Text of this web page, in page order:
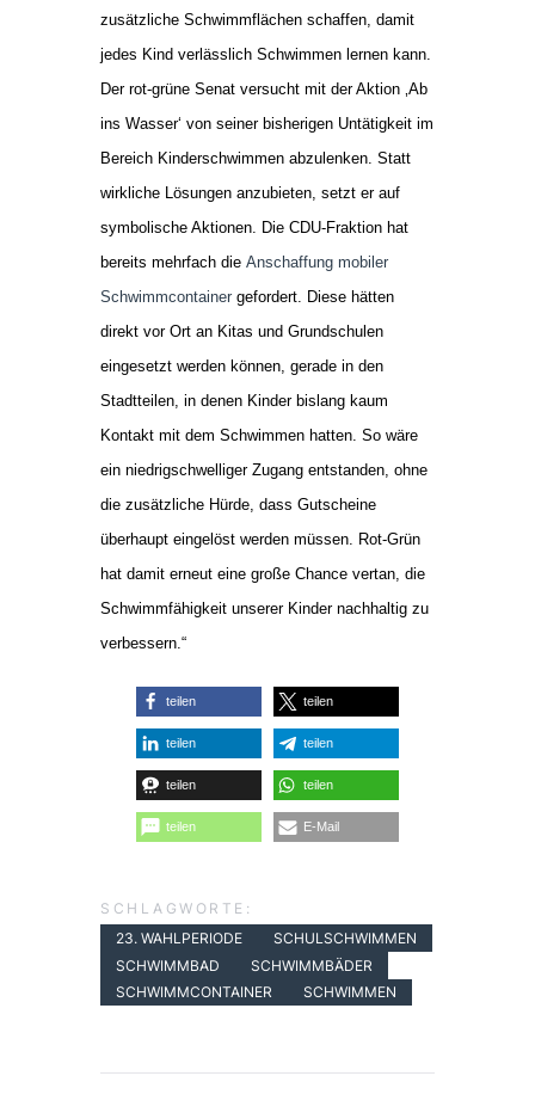
zusätzliche Schwimmflächen schaffen, damit
jedes Kind verlässlich Schwimmen lernen kann.
Der rot-grüne Senat versucht mit der Aktion ‚Ab
ins Wasser‘ von seiner bisherigen Untätigkeit im
Bereich Kinderschwimmen abzulenken. Statt
wirkliche Lösungen anzubieten, setzt er auf
symbolische Aktionen. Die CDU-Fraktion hat
bereits mehrfach die Anschaffung mobiler
Schwimmcontainer gefordert. Diese hätten
direkt vor Ort an Kitas und Grundschulen
eingesetzt werden können, gerade in den
Stadtteilen, in denen Kinder bislang kaum
Kontakt mit dem Schwimmen hatten. So wäre
ein niedrigschwelliger Zugang entstanden, ohne
die zusätzliche Hürde, dass Gutscheine
überhaupt eingelöst werden müssen. Rot-Grün
hat damit erneut eine große Chance vertan, die
Schwimmfähigkeit unserer Kinder nachhaltig zu
verbessern.“
teilen teilen
teilen teilen
teilen teilen
teilen E-Mail
SCHLAGWORTE:
23. WAHLPERIODE
SCHULSCHWIMMEN
SCHWIMMBAD
SCHWIMMBÄDER
SCHWIMMCONTAINER
SCHWIMMEN